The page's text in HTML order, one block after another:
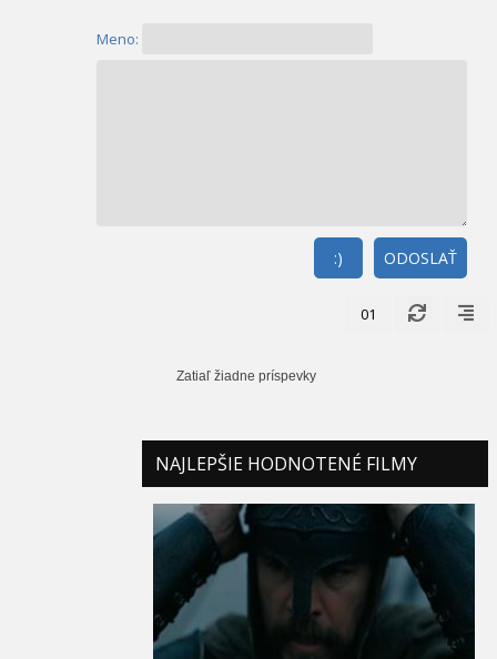
Meno:
ODOSLAŤ
:)
01
Zatiaľ žiadne príspevky
NAJLEPŠIE HODNOTENÉ FILMY